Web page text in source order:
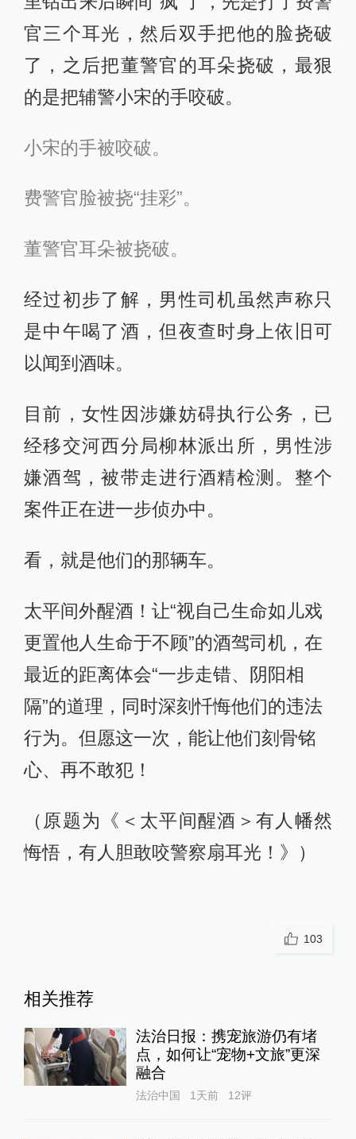
官三个耳光，然后双手把他的脸挠破
了，之后把董警官的耳朵挠破，最狠
的是把辅警小宋的手咬破。
小宋的手被咬破。
费警官脸被挠“挂彩”。
董警官耳朵被挠破。
经过初步了解，男性司机虽然声称只
是中午喝了酒，但夜查时身上依旧可
以闻到酒味。
目前，女性因涉嫌妨碍执行公务，已
经移交河西分局柳林派出所，男性涉
嫌酒驾，被带走进行酒精检测。整个
案件正在进一步侦办中。
看，就是他们的那辆车。
太平间外醒酒！让“视自己生命如儿戏
更置他人生命于不顾”的酒驾司机，在
最近的距离体会“一步走错、阴阳相
隔”的道理，同时深刻忏悔他们的违法
行为。但愿这一次，能让他们刻骨铭
心、再不敢犯！
（原题为《＜太平间醒酒＞有人幡然
悔悟，有人胆敢咬警察扇耳光！》）
103
相关推荐
法治日报：携宠旅游仍有堵
点，如何让“宠物+文旅”更深
融合
法治中国 1天前 12评